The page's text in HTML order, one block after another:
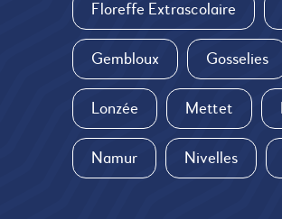
Floreffe Extrascolaire
Gembloux Gosselies
Lonzée Mettet
Namur Nivelles